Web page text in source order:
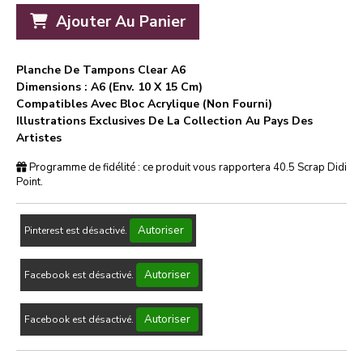
Ajouter Au Panier
Planche De Tampons Clear A6
Dimensions : A6 (env. 10 X 15 Cm)
Compatibles Avec Bloc Acrylique (non Fourni)
Illustrations Exclusives De La Collection Au Pays Des
Artistes
Programme de fidélité : ce produit vous rapportera 40.5 Scrap Didi
Point.
Pinterest est désactivé. Autoriser
Facebook est désactivé. Autoriser
Facebook est désactivé. Autoriser